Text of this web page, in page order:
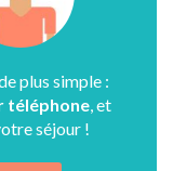
plus simple :
téléphone , et
séjour !